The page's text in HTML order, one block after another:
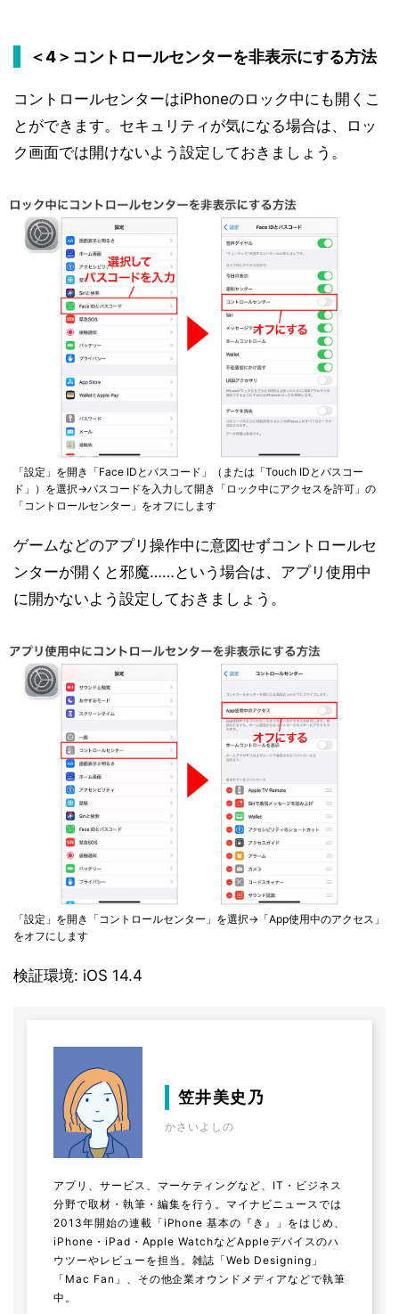
＜4＞コントロールセンターを非表示にする方法
コントロールセンターはiPhoneのロック中にも開くこ
とができます。セキュリティが気になる場合は、ロッ
ク画面では開けないよう設定しておきましょう。
「設定」を開き「Face IDとパスコード」（または「Touch IDとパスコー
ド」）を選択→パスコードを入力して開き「ロック中にアクセスを許可」の
「コントロールセンター」をオフにします
ゲームなどのアプリ操作中に意図せずコントロールセ
ンターが開くと邪魔……という場合は、アプリ使用中
に開かないよう設定しておきましょう。
「設定」を開き「コントロールセンター」を選択→「App使用中のアクセス」
をオフにします
検証環境: iOS 14.4
笠井美史乃
かさいよしの
アプリ、サービス、マーケティングなど、IT・ビジネス
分野で取材・執筆・編集を行う。マイナビニュースでは
2013年開始の連載「iPhone 基本の『き』」をはじめ、
iPhone・iPad・Apple WatchなどAppleデバイスのハ
ウツーやレビューを担当。雑誌「Web Designing」
「Mac Fan」、その他企業オウンドメディアなどで執筆
中。